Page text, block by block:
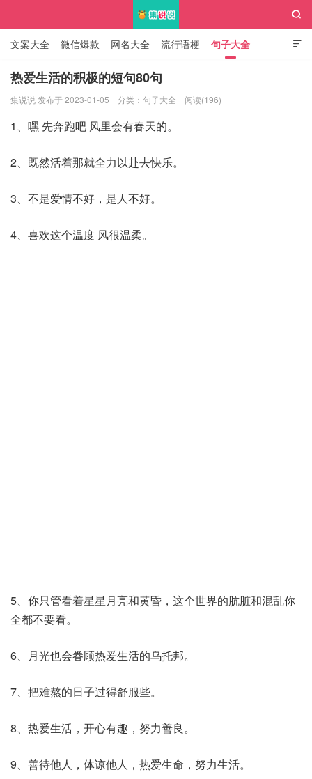

文案大全 微信爆款 网名大全 流行语梗 句子大全
知识大全

热爱生活的积极的短句80句
集说说 发布于 2023-01-05 分类： 句子大全 阅读(196)
1、嘿 先奔跑吧 风里会有春天的。
2、既然活着那就全力以赴去快乐。
3、不是爱情不好，是人不好。
4、喜欢这个温度 风很温柔。
5、你只管看着星星月亮和黄昏，这个世界的肮脏和混乱你
全都不要看。
6、月光也会眷顾热爱生活的乌托邦。
7、把难熬的日子过得舒服些。
8、热爱生活，开心有趣，努力善良。
9、善待他人，体谅他人，热爱生命，努力生活。